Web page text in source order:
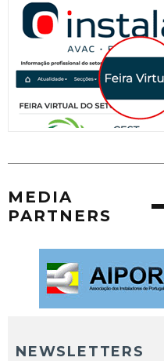
MEDIA
PARTNERS
NEWSLETTERS